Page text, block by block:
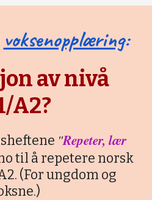
voksenopplæring:
av nivå
A2?
"Repeter, lær
til å repetere norsk
(For ungdom og